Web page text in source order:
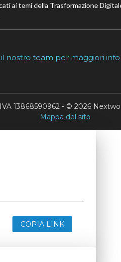
ai temi della Trasformazione
nostro team per maggiori
13868590962 - © 2026
Mappa del sito
COPIA LINK